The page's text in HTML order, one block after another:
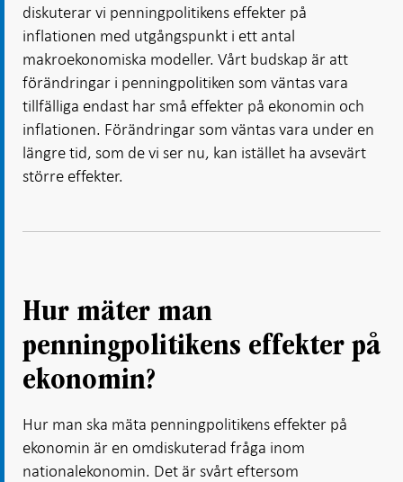
diskuterar vi penningpolitikens effekter på
inflationen med utgångspunkt i ett antal
makroekonomiska modeller. Vårt budskap är att
förändringar i penningpolitiken som väntas vara
tillfälliga endast har små effekter på ekonomin och
inflationen. Förändringar som väntas vara under en
längre tid, som de vi ser nu, kan istället ha avsevärt
större effekter.
Hur mäter man
penningpolitikens effekter på
ekonomin?
Hur man ska mäta penningpolitikens effekter på
ekonomin är en omdiskuterad fråga inom
nationalekonomin. Det är svårt eftersom